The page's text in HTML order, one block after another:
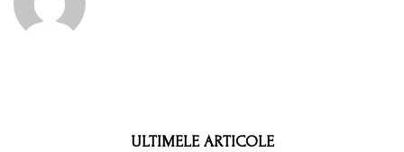
ULTIMELE ARTICOLE